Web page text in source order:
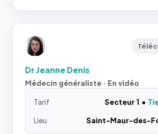
Dr Jeanne Denis
Médecin généraliste · En vidéo
Tarif Secteur 1
Lieu
Saint-Maur-des-